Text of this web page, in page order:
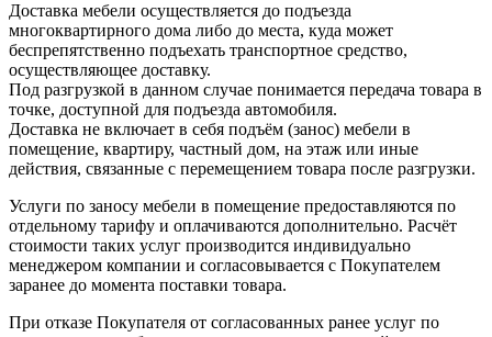
Доставка мебели осуществляется до подъезда
многоквартирного дома либо до места, куда может
беспрепятственно подъехать транспортное средство,
осуществляющее доставку.
Под разгрузкой в данном случае понимается передача товара в
точке, доступной для подъезда автомобиля.
Доставка не включает в себя подъём (занос) мебели в
помещение, квартиру, частный дом, на этаж или иные
действия, связанные с перемещением товара после разгрузки.
Услуги по заносу мебели в помещение предоставляются по
отдельному тарифу и оплачиваются дополнительно. Расчёт
стоимости таких услуг производится индивидуально
менеджером компании и согласовывается с Покупателем
заранее до момента поставки товара.
При отказе Покупателя от согласованных ранее услуг по